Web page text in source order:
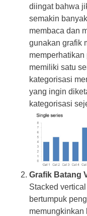
diingat bahwa
semakin
membaca dan
gunakan grafik
memiliki satu
kategorisasi
yang ingin
kategorisasi
Grafik Batang
Stacked
bertumpuk
memungkinkan